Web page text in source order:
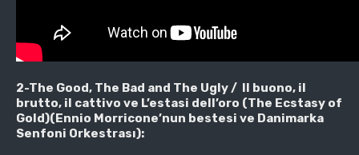
2-The Good, The Bad and The Ugly / Il buono, il
brutto, il cattivo ve L’estasi dell’oro (The Ecstasy of
Gold)(Ennio Morricone’nun bestesi ve Danimarka
Senfoni Orkestrası):